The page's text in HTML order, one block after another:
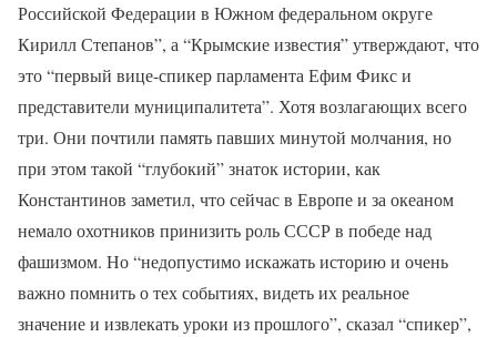
Российской Федерации в Южном федеральном округе
Кирилл Степанов”, а “Крымские известия” утверждают, что
это “первый вице-спикер парламента Ефим Фикс и
представители муниципалитета”. Хотя возлагающих всего
три. Они почтили память павших минутой молчания, но
при этом такой “глубокий” знаток истории, как
Константинов заметил, что сейчас в Европе и за океаном
немало охотников принизить роль СССР в победе над
фашизмом. Но “недопустимо искажать историю и очень
важно помнить о тех событиях, видеть их реальное
значение и извлекать уроки из прошлого”, сказал “спикер”,